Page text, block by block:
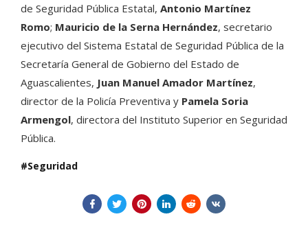
de Seguridad Pública Estatal, Antonio Martínez
Romo; Mauricio de la Serna Hernández, secretario
ejecutivo del Sistema Estatal de Seguridad Pública de la
Secretaría General de Gobierno del Estado de
Aguascalientes, Juan Manuel Amador Martínez,
director de la Policía Preventiva y Pamela Soria
Armengol, directora del Instituto Superior en Seguridad
Pública.
Seguridad